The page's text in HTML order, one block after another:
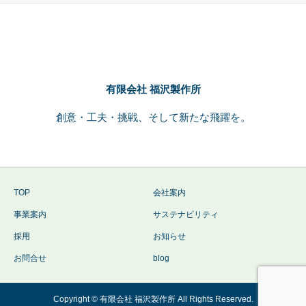
有限会社 福沢製作所
創意・工夫・挑戦、そして新たな飛躍を。
TOP 会社案内
事業案内 サステナビリティ
採用 お知らせ
お問合せ blog
Copyright © 有限会社 福沢製作所 All Rights Reserved.